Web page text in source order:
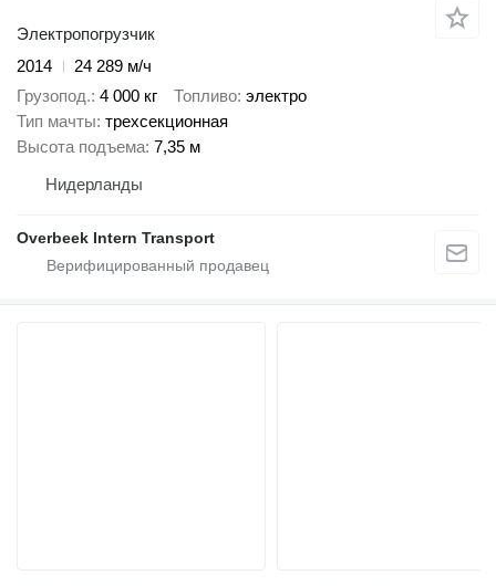
Электропогрузчик
2014
24 289 м/ч
Грузопод. 4 000 кг Топливо электро
Тип мачты трехсекционная
Высота подъема 7,35 м
Нидерланды
Overbeek Intern Transport